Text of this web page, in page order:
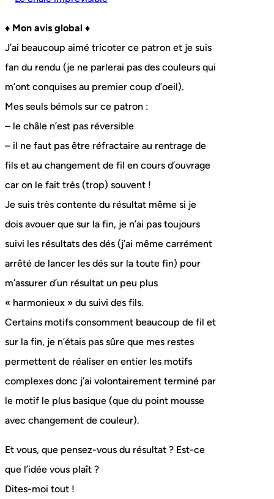
♦ Mon avis global ♦
J’ai beaucoup aimé tricoter ce patron et je suis
fan du rendu (je ne parlerai pas des couleurs qui
m’ont conquises au premier coup d’oeil).
Mes seuls bémols sur ce patron :
– le châle n’est pas réversible
– il ne faut pas être réfractaire au rentrage de
fils et au changement de fil en cours d’ouvrage
car on le fait très (trop) souvent !
Je suis très contente du résultat même si je
dois avouer que sur la fin, je n’ai pas toujours
suivi les résultats des dés (j’ai même carrément
arrêté de lancer les dés sur la toute fin) pour
m’assurer d’un résultat un peu plus
« harmonieux » du suivi des fils.
Certains motifs consomment beaucoup de fil et
sur la fin, je n’étais pas sûre que mes restes
permettent de réaliser en entier les motifs
complexes donc j’ai volontairement terminé par
le motif le plus basique (que du point mousse
avec changement de couleur).
Et vous, que pensez-vous du résultat ? Est-ce
que l’idée vous plaît ?
Dites-moi tout !